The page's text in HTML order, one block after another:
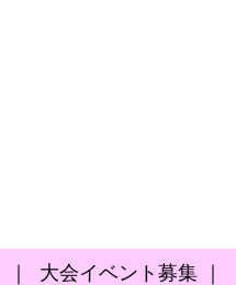
｜ 大会イベント募集 ｜